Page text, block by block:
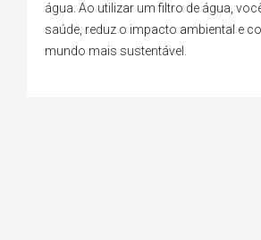
água. Ao utilizar um filtro de água,
saúde, reduz o impacto ambiental e
mundo mais sustentável.